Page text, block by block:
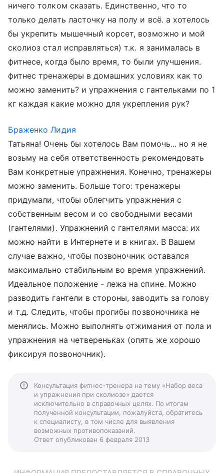
ничего толком сказать. Единственно, что то
только делать ласточку на полу и всё. а хотелось
бы укрепить мышечный корсет, возможно и мой
сколиоз стал исправляться) т.к. я занималась в
фитнесе, когда было время, то были улучшения.
фитнес тренажеры в домашних условиях как то
можно заменить? и упражнения с гантельками по 1
кг каждая какие можно для укрепления рук?
Браженко Лидия
Татьяна! Очень бы хотелось Вам помочь... но я не
возьму на себя ответственность рекомендовать
Вам конкретные упражнения. Конечно, тренажеры
можно заменить. Больше того: тренажеры
придумали, чтобы облегчить упражнения с
собственным весом и со свободными весами
(гантелями). Упражнений с гантелями масса: их
можно найти в Интернете и в книгах. В Вашем
случае важно, чтобы позвоночник оставался
максимально стабильным во время упражнений.
Идеальное положение - лежа на спине. Можно
разводить гантели в стороны, заводить за голову
и т.д. Следить, чтобы прогибы позвоночника не
менялись. Можно выполнять отжимания от пола и
упражнения на четвереньках (опять же хорошо
фиксируя позвоночник).
Консультация фитнес-тренера на тему «Набор веса
и упражнения при сколиозе» дается
исключительно в справочных целях. По итогам
полученной консультации, пожалуйста, обратитесь
к специалисту, в том числе для выявления
возможных противопоказаний.
Ответ опубликован 6 февраля 2013